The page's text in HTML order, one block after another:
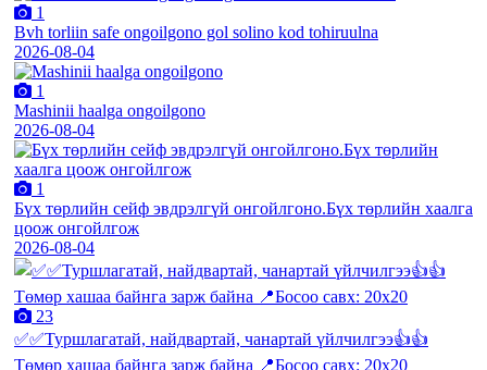
1
Bvh torliin safe ongoilgono gol solino kod tohiruulna
2026-08-04
1
Mashinii haalga ongoilgono
2026-08-04
1
Бүх төрлийн сейф эвдрэлгүй онгойлгоно.Бүх төрлийн хаалга
цоож онгойлгож
2026-08-04
23
✅✅Туршлагатай, найдвартай, чанартай үйлчилгээ👍👍
Төмөр хашаа байнга зарж байна 📍Босоо савх: 20х20